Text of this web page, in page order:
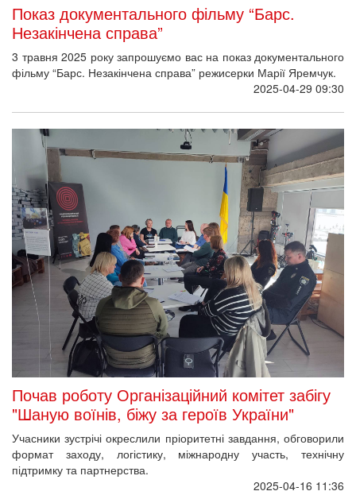
Показ документального фільму “Барс.
Незакінчена справа”
3 травня 2025 року запрошуємо вас на показ документального
фільму “Барс. Незакінчена справа” режисерки Марії Яремчук.
2025-04-29 09:30
Почав роботу Організаційний комітет забігу
"Шаную воїнів, біжу за героїв України"
Учасники зустрічі окреслили пріоритетні завдання, обговорили
формат заходу, логістику, міжнародну участь, технічну
підтримку та партнерства.
2025-04-16 11:36